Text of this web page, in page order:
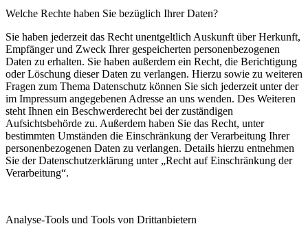
Welche Rechte haben Sie bezüglich Ihrer Daten?
Sie haben jederzeit das Recht unentgeltlich Auskunft über Herkunft,
Empfänger und Zweck Ihrer gespeicherten personenbezogenen
Daten zu erhalten. Sie haben außerdem ein Recht, die Berichtigung
oder Löschung dieser Daten zu verlangen. Hierzu sowie zu weiteren
Fragen zum Thema Datenschutz können Sie sich jederzeit unter der
im Impressum angegebenen Adresse an uns wenden. Des Weiteren
steht Ihnen ein Beschwerderecht bei der zuständigen
Aufsichtsbehörde zu. Außerdem haben Sie das Recht, unter
bestimmten Umständen die Einschränkung der Verarbeitung Ihrer
personenbezogenen Daten zu verlangen. Details hierzu entnehmen
Sie der Datenschutzerklärung unter „Recht auf Einschränkung der
Verarbeitung“.
Analyse-Tools und Tools von Drittanbietern